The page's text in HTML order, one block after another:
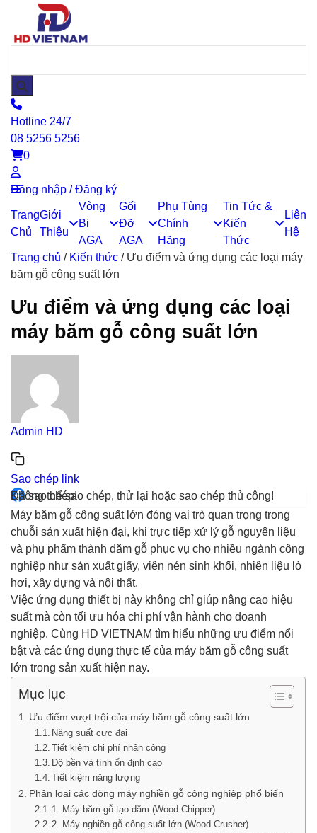
Hotline 24/7
08 5256 5256
0
Đăng nhập / Đăng ký
Trang
Chủ
Giới
Thiệu
Vòng
Bi
AGA
Gối
Đỡ
AGA
Phụ Tùng
Chính
Hãng
Tin Tức &
Kiến
Thức
Liên
Hệ
Trang chủ / Kiến thức / Ưu điểm và ứng dụng các loại máy
băm gỗ công suất lớn
Ưu điểm và ứng dụng các loại
máy băm gỗ công suất lớn
Admin HD
Sao chép link
Đã sao chép!
Không thể sao chép, thử lại hoặc sao chép thủ công!
Máy băm gỗ công suất lớn đóng vai trò quan trọng trong
chuỗi sản xuất hiện đại, khi trực tiếp xử lý gỗ nguyên liệu
và phụ phẩm thành dăm gỗ phục vụ cho nhiều ngành công
nghiệp như sản xuất giấy, viên nén sinh khối, nhiên liệu lò
hơi, xây dựng và nội thất.
Việc ứng dụng thiết bị này không chỉ giúp nâng cao hiệu
suất mà còn tối ưu hóa chi phí vận hành cho doanh
nghiệp. Cùng HD VIETNAM tìm hiểu những ưu điểm nổi
bật và các ứng dụng thực tế của máy băm gỗ công suất
lớn trong sản xuất hiện nay.
Mục lục
Ưu điểm vượt trội của máy băm gỗ công suất lớn
Năng suất cực đại
Tiết kiệm chi phí nhân công
Độ bền và tính ổn định cao
Tiết kiệm năng lượng
Phân loại các dòng máy nghiền gỗ công nghiệp phổ biến
1. Máy băm gỗ tạo dăm (Wood Chipper)
2. Máy nghiền gỗ công suất lớn (Wood Crusher)